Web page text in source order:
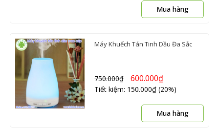
Mua hàng
Sản
thể
Máy Khuếch Tán Tinh Dầu Đa Sắc
750.000₫ 600.000₫
Tiết kiệm: 150.000₫ (20%)
Mua hàng